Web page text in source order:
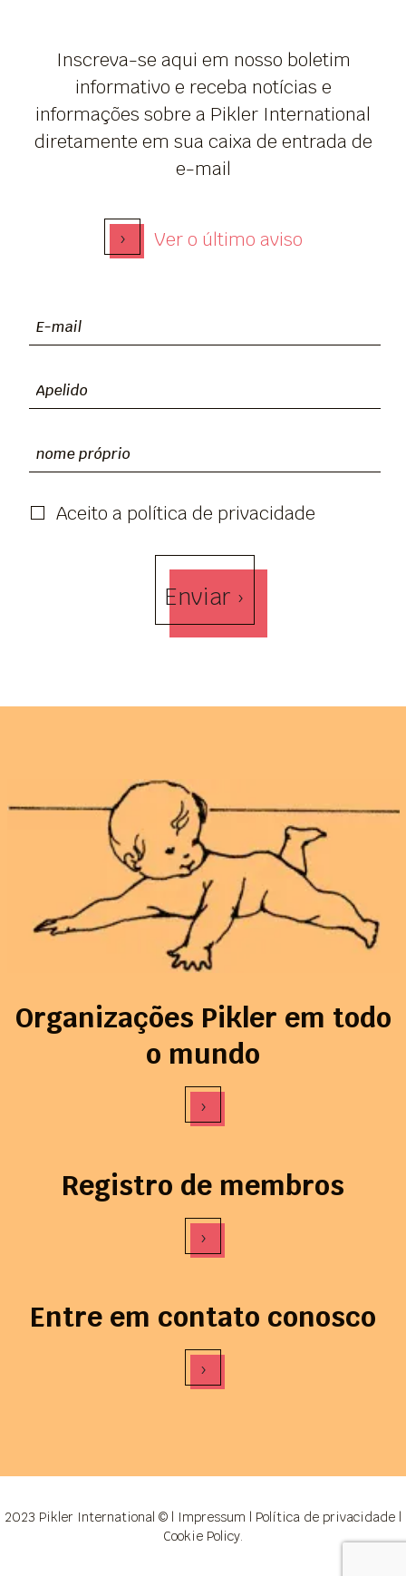
Inscreva-se aqui em nosso boletim
informativo e receba notícias e
informações sobre a Pikler International
diretamente em sua caixa de entrada de
e-mail
› Ver o último aviso
Aceito a política de privacidade
Enviar ›
Organizações Pikler em todo
o mundo
›
Registro de membros
›
Entre em contato conosco
›
2023 Pikler International © | Impressum | Política de privacidade |
Cookie Policy.